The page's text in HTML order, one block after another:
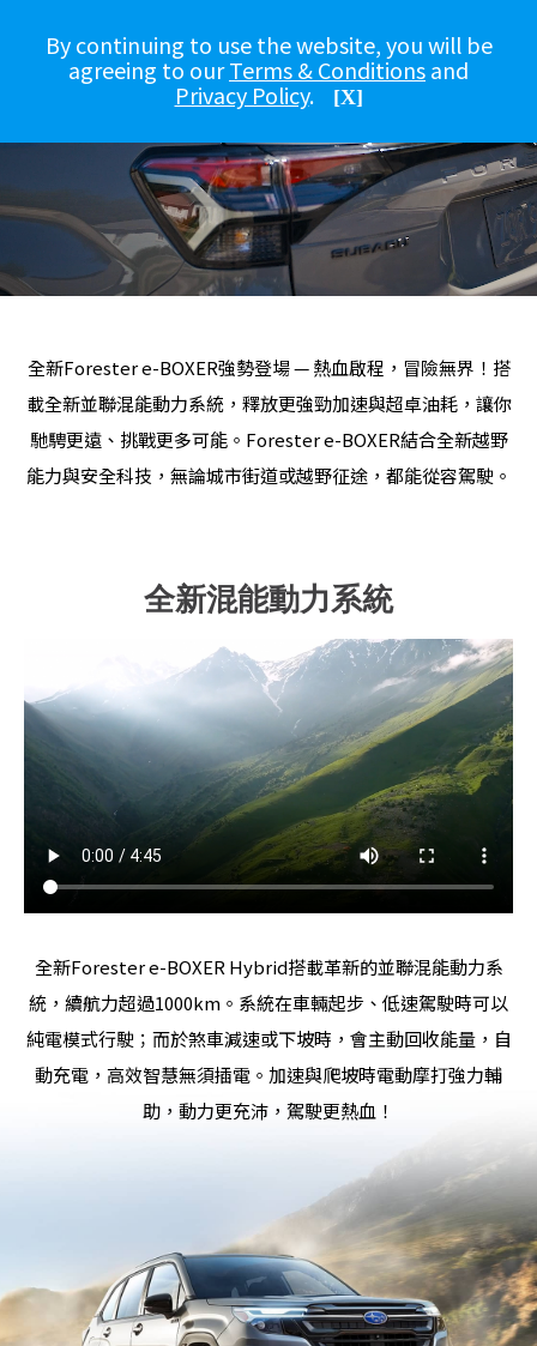
By continuing to use the website, you will be
agreeing to ourTerms & Conditionsand
Privacy Policy. [X]
車款 操控與表現 設計理念​ 安全與科技​
全新Forester e-BOXER強勢登場 — 熱血啟程，冒險無界！搭
載全新並聯混能動力系統，釋放更強勁加速與超卓油耗，讓你
馳騁更遠、挑戰更多可能。Forester e-BOXER結合全新越野
能力與安全科技，無論城市街道或越野征途，都能從容駕駛。
全新混能動力系統
全新Forester e-BOXER Hybrid搭載革新的並聯混能動力系
統，續航力超過1000km。系統在車輛起步、低速駕駛時可以
純電模式行駛；而於煞車減速或下坡時，會主動回收能量，自
動充電，高效智慧無須插電。加速與爬坡時電動摩打強力輔
助，動力更充沛，駕駛更熱血！